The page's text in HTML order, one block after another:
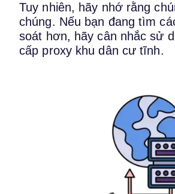
Tuy nhiên, hãy nhớ rằng
chúng. Nếu bạn đang tìm
soát hơn, hãy cân nhắc sử
cấp proxy khu dân cư tĩnh.